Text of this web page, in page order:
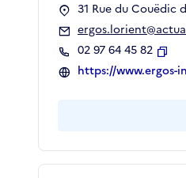
31 Rue du Couëdic
02 97 64 45 82
https://www.ergos-